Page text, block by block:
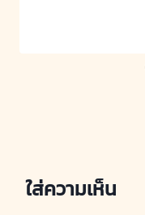
ใส่ความเห็น